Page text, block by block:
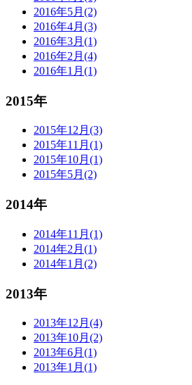
2016年5月(2)
2016年4月(3)
2016年3月(1)
2016年2月(4)
2016年1月(1)
2015年
2015年12月(3)
2015年11月(1)
2015年10月(1)
2015年5月(2)
2014年
2014年11月(1)
2014年2月(1)
2014年1月(2)
2013年
2013年12月(4)
2013年10月(2)
2013年6月(1)
2013年1月(1)